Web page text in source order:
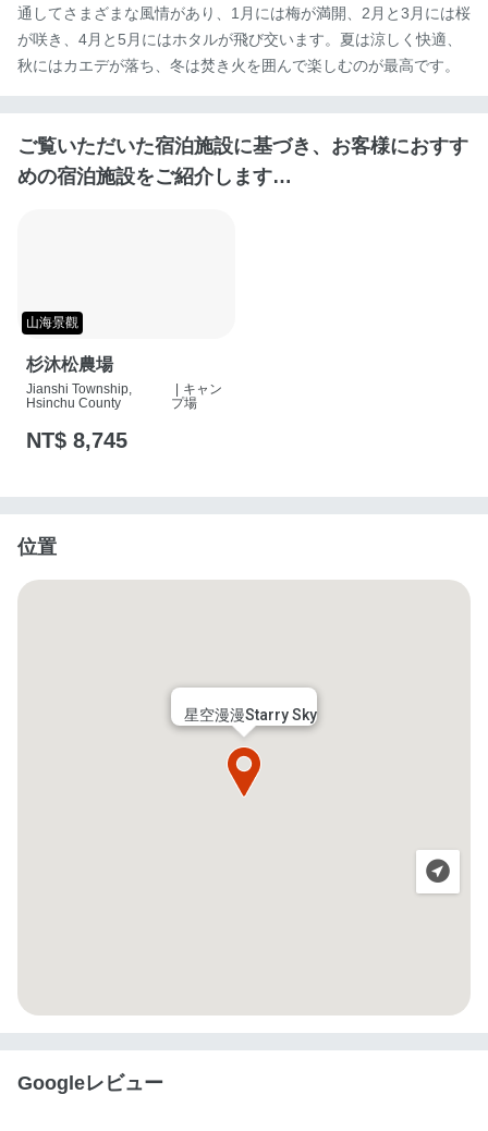
通してさまざまな風情があり、1月には梅が満開、2月と3月には桜
が咲き、4月と5月にはホタルが飛び交います。夏は涼しく快適、
秋にはカエデが落ち、冬は焚き火を囲んで楽しむのが最高です。
ご覧いただいた宿泊施設に基づき、お客様におすす
めの宿泊施設をご紹介します…
山海景觀
杉沐松農場
Jianshi Township,
Hsinchu County
| キャン
プ場
NT$ 8,745
位置
星空漫漫Starry Sky
Googleレビュー